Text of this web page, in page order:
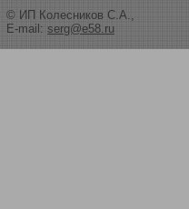
© ИП Колесников С.А.,
E-mail: serg@e58.ru